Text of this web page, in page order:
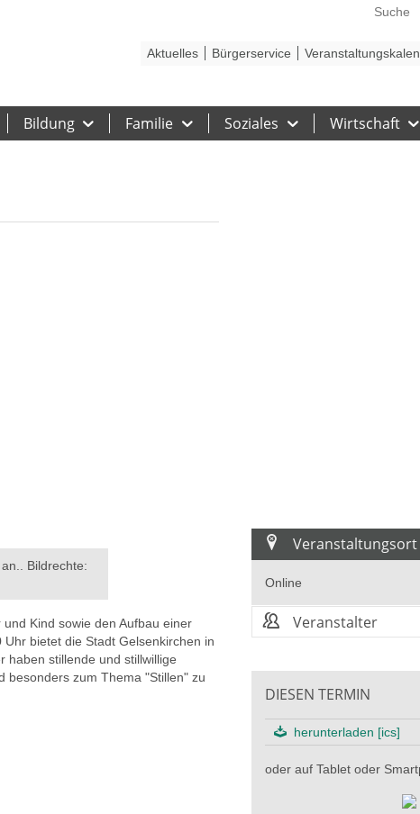
Bildung Familie Soziales Wirtschaft
Aktuelles Bürgerservice
Bildrechte:
Kind sowie den Aufbau einer
bietet die Stadt Gelsenkirchen in
haben stillende und stillwillige
besonders zum Thema "Stillen" zu
Veranstaltungsort
Online
Veranstalter
DIESEN TERMIN
herunterladen [ics]
oder auf Tablet oder